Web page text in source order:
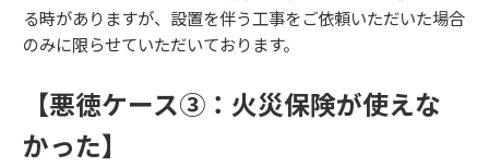
る時がありますが、設置を伴う工事をご依頼いただいた場合
のみに限らせていただいております。
【悪徳ケース③：火災保険が使えな
かった】